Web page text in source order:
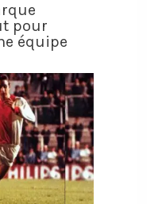
pour
équipe